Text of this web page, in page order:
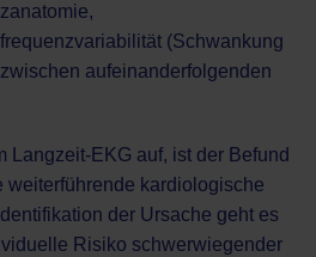
(Schwankung
aufeinanderfolgenden
Langzeit-EKG auf, ist der Befund
weiterführende kardiologische
der Ursache geht es
Risiko schwerwiegender